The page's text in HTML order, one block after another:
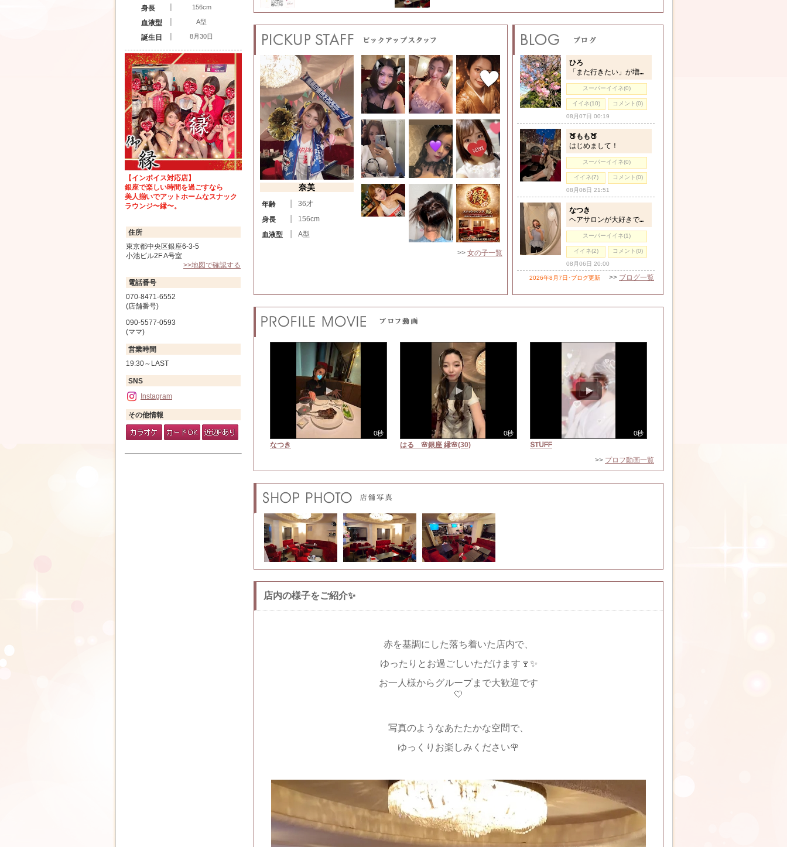
奈美
年齢
36才
身長
156cm
血液型
A型
>> 女の子一覧
ひろ
「また行きたい」が増えていく♡
スーパーイイネ(0)
イイネ(10)
コメント(0)
08月07日 00:19
🍑もも🍑
はじめまして！
スーパーイイネ(0)
イイネ(7)
コメント(0)
08月06日 21:51
なつき
ヘアサロンが大好きです💇‍♀️✨
スーパーイイネ(1)
イイネ(2)
コメント(0)
08月06日 20:00
2026年8月7日･ブログ更新 >> ブログ一覧
0秒
なつき
0秒
はる 🌸銀座 縁🌸(30)
0秒
ՏTᑌᖴᖴ
>> プロフ動画一覧
店内の様子をご紹介✨
赤を基調にした落ち着いた店内で、
ゆったりとお過ごしいただけます🍷✨
お一人様からグループまで大歓迎です
🤍
写真のようなあたたかな空間で、
ゆっくりお楽しみください🌹
身長
156cm
血液型 A型
誕生日 8月30日
【インボイス対応店】
銀座で楽しい時間を過ごすなら
美人揃いでアットホームなスナック
ラウンジ〜縁〜。
住所
東京都中央区銀座6-3-5
小池ビル2F A号室
>>地図で確認する
電話番号
070-8471-6552
(店舗番号)
090-5577-0593
(ママ)
営業時間
19:30～LAST
SNS
Instagram
その他情報